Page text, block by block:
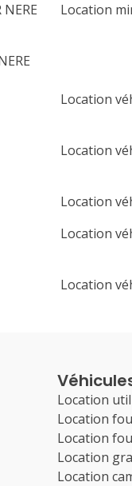
Location
Location
Location
Location
Location
Location
Location
Location
Location
Location
Location